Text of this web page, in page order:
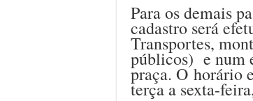
Para os demais
cadastro será
Transportes,
públicos) e num
praça. O horário
terça a sexta-